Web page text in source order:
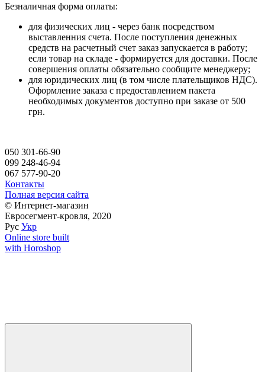
Безналичная форма оплаты:
для физических лиц - через банк посредством
выставленния счета. После поступления денежных
средств на расчетный счет заказ запускается в работу;
если товар на складе - формируется для доставки. После
совершения оплаты обязательно сообщите менеджеру;
для юридических лиц (в том числе плательщиков НДС).
Оформление заказа с предоставлением пакета
необходимых документов доступно при заказе от 500
грн.
050 301-66-90
099 248-46-94
067 577-90-20
Контакты
Полная версия сайта
© Интернет-магазин
Евросегмент-кровля, 2020
Рус Укр
Online store built
with Horoshop